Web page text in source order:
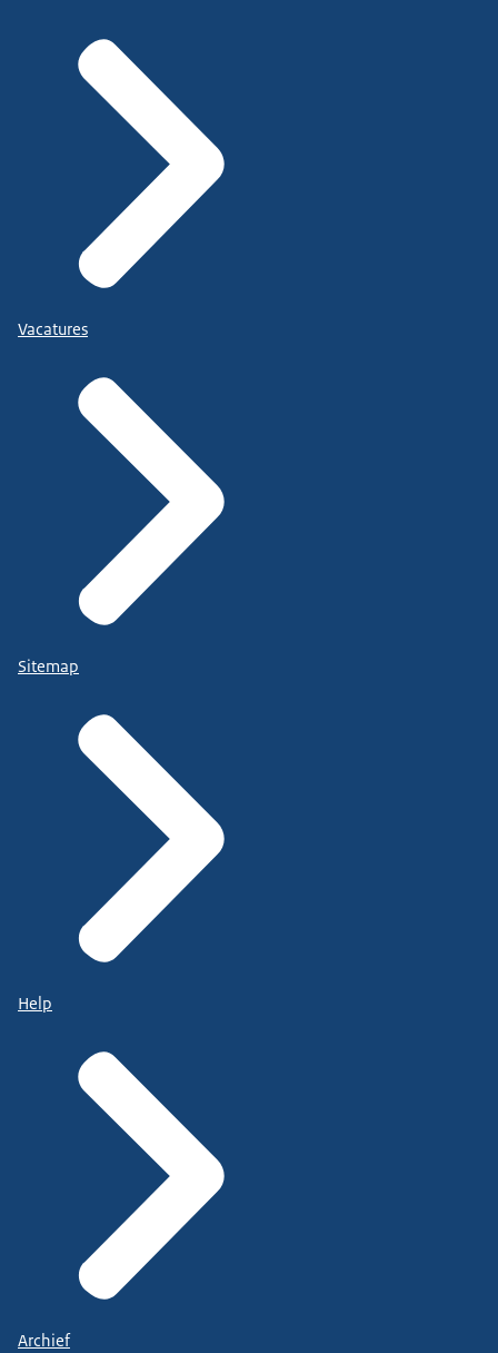
Vacatures
Sitemap
Help
Archief